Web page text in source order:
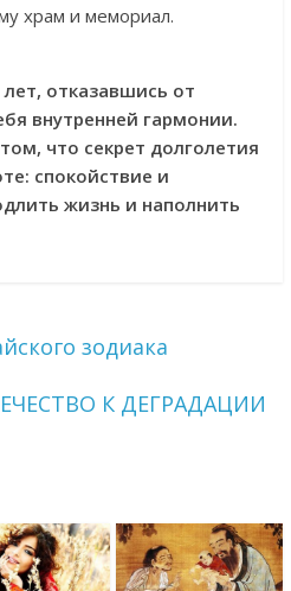
храм и мемориал.
отказавшись от
внутренней гармонии.
что секрет долголетия
спокойствие и
жизнь и наполнить
зодиака
К ДЕГРАДАЦИИ